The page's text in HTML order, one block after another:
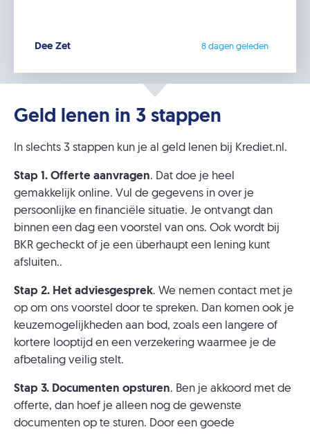
Dee Zet 8 dagen geleden
Geld lenen in 3 stappen
In slechts 3 stappen kun je al geld lenen bij Krediet.nl.
Stap 1. Offerte aanvragen. Dat doe je heel
gemakkelijk online. Vul de gegevens in over je
persoonlijke en financiële situatie. Je ontvangt dan
binnen een dag een voorstel van ons. Ook wordt bij
BKR gecheckt of je een überhaupt een lening kunt
afsluiten..
Stap 2. Het adviesgesprek. We nemen contact met je
op om ons voorstel door te spreken. Dan komen ook je
keuzemogelijkheden aan bod, zoals een langere of
kortere looptijd en een verzekering waarmee je de
afbetaling veilig stelt.
Stap 3. Documenten opsturen. Ben je akkoord met de
offerte, dan hoef je alleen nog de gewenste
documenten op te sturen. Door een goede